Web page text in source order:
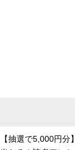
【抽選で5,000円